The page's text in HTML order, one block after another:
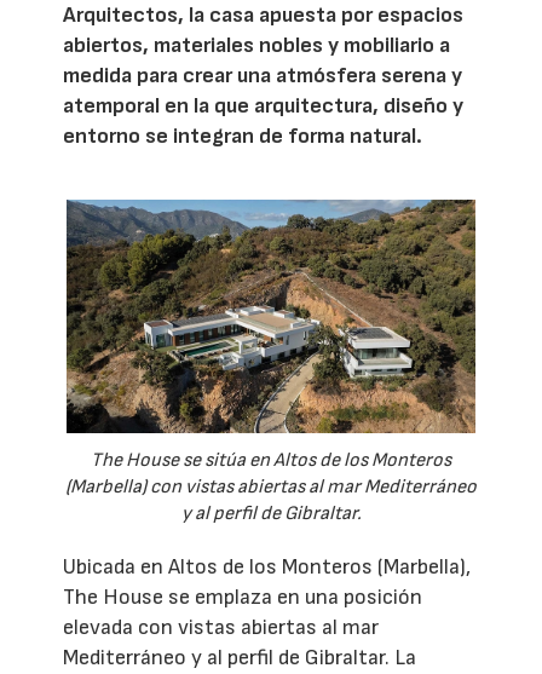
Arquitectos, la casa apuesta por espacios
abiertos, materiales nobles y mobiliario a
medida para crear una atmósfera serena y
atemporal en la que arquitectura, diseño y
entorno se integran de forma natural.
The House se sitúa en Altos de los Monteros
(Marbella) con vistas abiertas al mar Mediterráneo
y al perfil de Gibraltar.
Ubicada en Altos de los Monteros (Marbella),
The House se emplaza en una posición
elevada con vistas abiertas al mar
Mediterráneo y al perfil de Gibraltar. La